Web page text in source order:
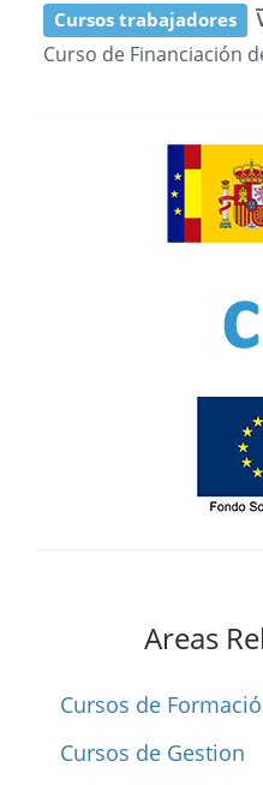
Cursos trabajadores
Curso de Financiación
Areas
Cursos de
Cursos de Gestion